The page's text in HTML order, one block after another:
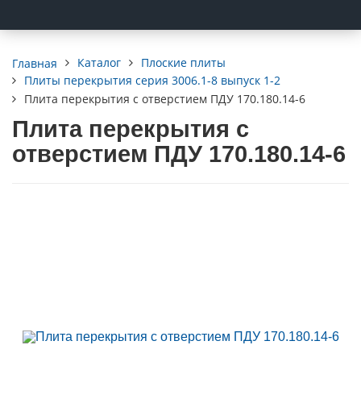
Главная Каталог
Плоские плиты
Плиты перекрытия серия 3006.1-8 выпуск 1-2
Плита перекрытия с отверстием ПДУ 170.180.14-6
Плита перекрытия с
отверстием ПДУ 170.180.14-6